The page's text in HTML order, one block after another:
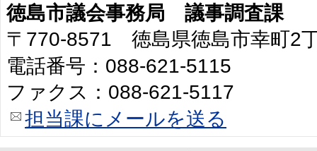
徳島市議会事務局 議事調査課
〒770-8571 徳島県徳島市幸町2
電話番号：088-621-5115
ファクス：088-621-5117
担当課にメールを送る